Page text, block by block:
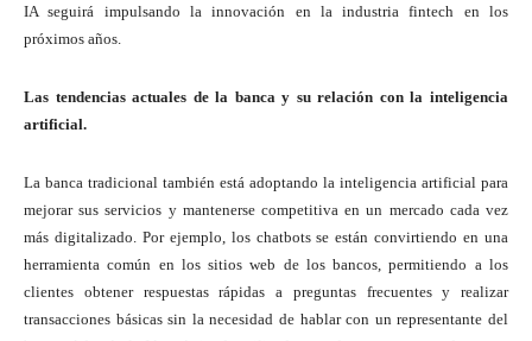
IA seguirá impulsando la innovación en la industria fintech en los
próximos años.
Las tendencias actuales de la banca y su relación con la inteligencia
artificial.
La banca tradicional también está adoptando la inteligencia artificial para
mejorar sus servicios y mantenerse competitiva en un mercado cada vez
más digitalizado. Por ejemplo, los chatbots se están convirtiendo en una
herramienta común en los sitios web de los bancos, permitiendo a los
clientes obtener respuestas rápidas a preguntas frecuentes y realizar
transacciones básicas sin la necesidad de hablar con un representante del